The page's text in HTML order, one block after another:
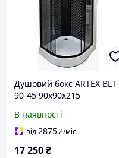
Душовий бокс ARTEX BLT-
90-45 90х90х215
В наявності
від2875₴/міс
17 250₴